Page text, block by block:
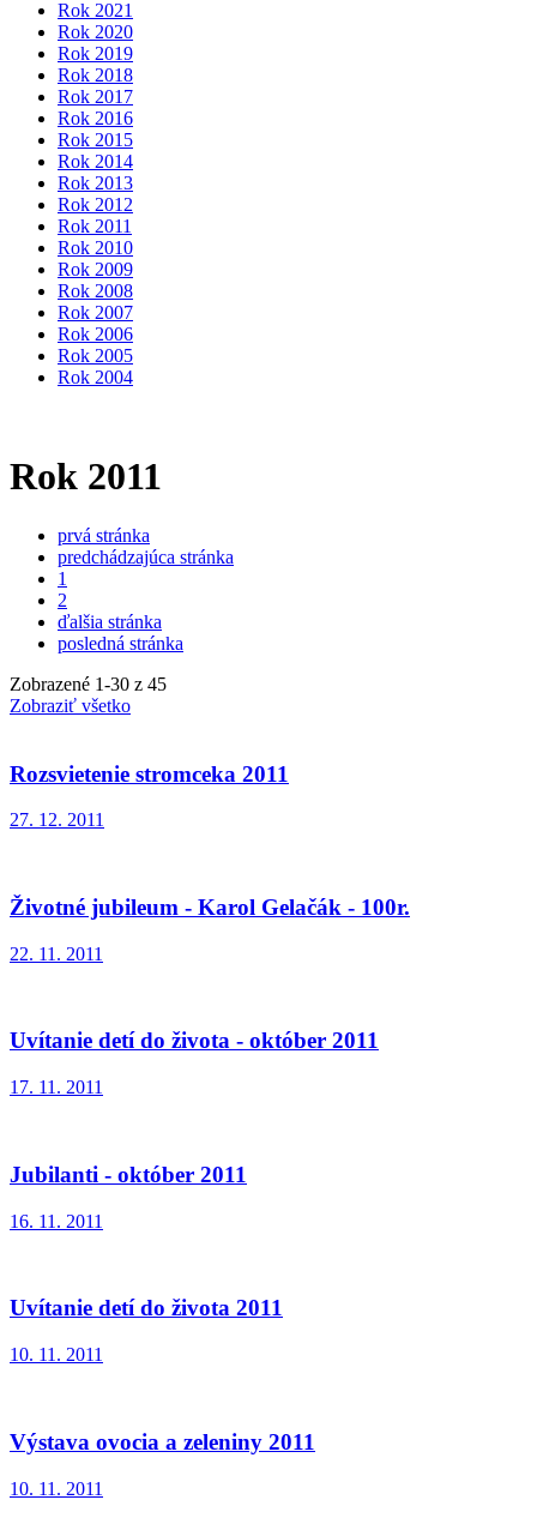
Rok 2021
Rok 2020
Rok 2019
Rok 2018
Rok 2017
Rok 2016
Rok 2015
Rok 2014
Rok 2013
Rok 2012
Rok 2011
Rok 2010
Rok 2009
Rok 2008
Rok 2007
Rok 2006
Rok 2005
Rok 2004
Rok 2011
prvá stránka
predchádzajúca stránka
1
2
ďalšia stránka
posledná stránka
Zobrazené 1-30 z 45
Zobraziť všetko
Rozsvietenie stromceka 2011
27. 12. 2011
Životné jubileum - Karol Gelačák - 100r.
22. 11. 2011
Uvítanie detí do života - október 2011
17. 11. 2011
Jubilanti - október 2011
16. 11. 2011
Uvítanie detí do života 2011
10. 11. 2011
Výstava ovocia a zeleniny 2011
10. 11. 2011